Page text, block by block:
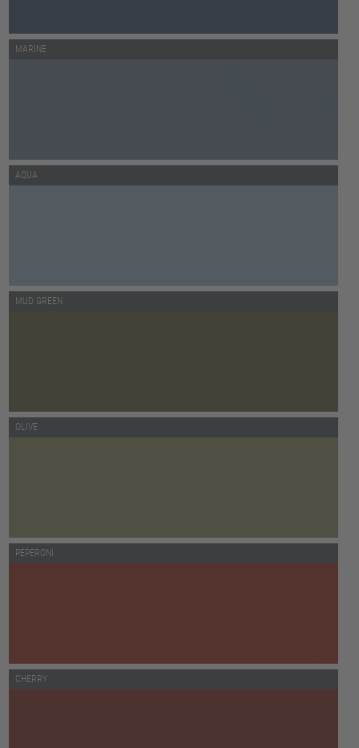
MARINE
AQUA
MUD GREEN
OLIVE
PEPERONI
CHERRY